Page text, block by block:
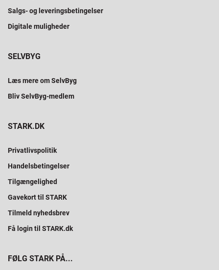
Salgs- og leveringsbetingelser
Digitale muligheder
SELVBYG
Læs mere om SelvByg
Bliv SelvByg-medlem
STARK.DK
Privatlivspolitik
Handelsbetingelser
Tilgængelighed
Gavekort til STARK
Tilmeld nyhedsbrev
Få login til STARK.dk
FØLG STARK PÅ...